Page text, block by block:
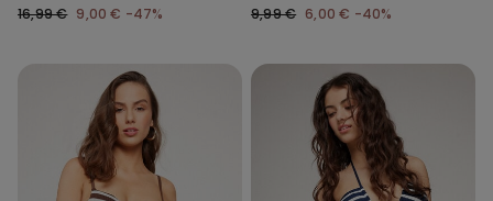
16,99 € 9,00 € -47%
9,99 € 6,00 € -40%